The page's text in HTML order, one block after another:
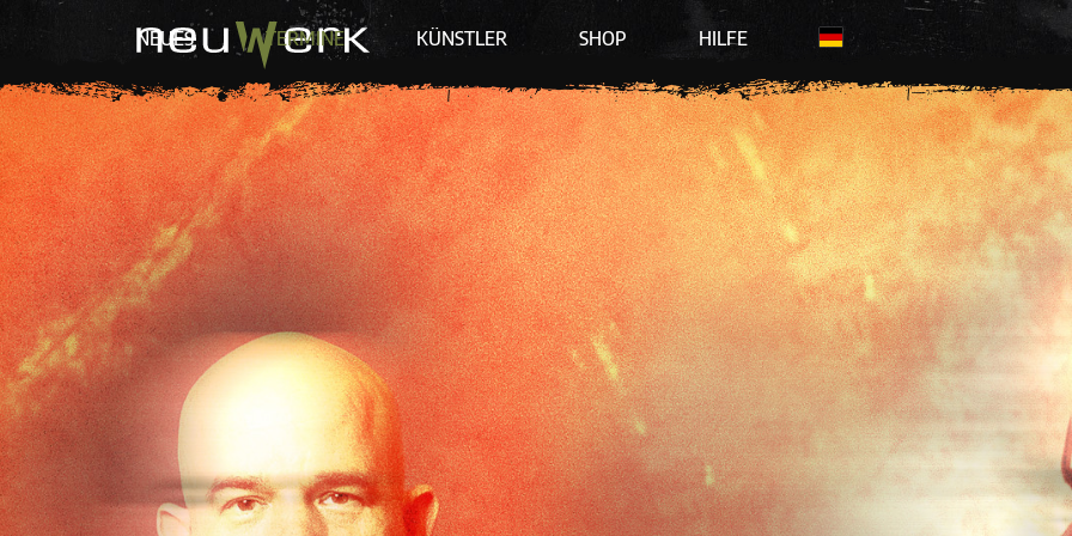
NEUES TERMINE KÜNSTLER SHOP HILFE